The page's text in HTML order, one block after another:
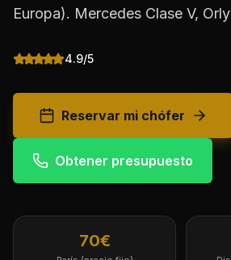
Europa). Mercedes Clase V,
4.9/5
Reservar mi chófer
Obtener presupuesto
70€